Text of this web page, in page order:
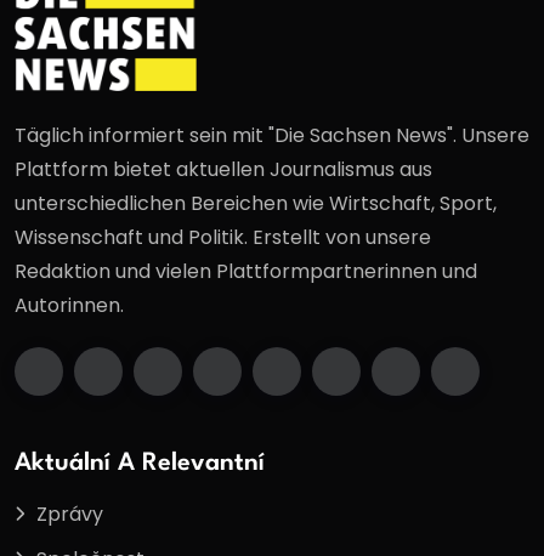
Täglich informiert sein mit "Die Sachsen News". Unsere
Plattform bietet aktuellen Journalismus aus
unterschiedlichen Bereichen wie Wirtschaft, Sport,
Wissenschaft und Politik. Erstellt von unsere
Redaktion und vielen Plattformpartnerinnen und
Autorinnen.
Aktuální A Relevantní
Zprávy